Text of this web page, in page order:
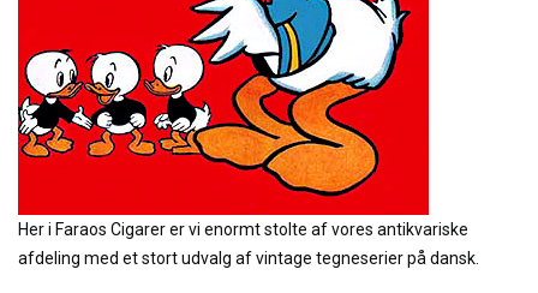
Her i Faraos Cigarer er vi enormt stolte af vores antikvariske
afdeling med et stort udvalg af vintage tegneserier på dansk.